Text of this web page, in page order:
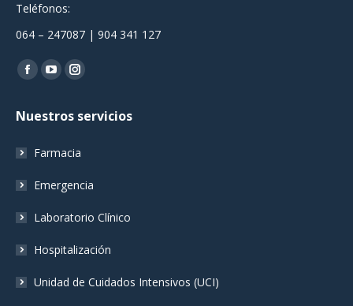
Teléfonos:
064 – 247087 | 904 341 127
Encuéntranos en:
Facebook
opens
new
window
YouTube
opens
new
window
Instagram
opens
new
window
Nuestros servicios
Farmacia
Emergencia
Laboratorio Clínico
Hospitalización
Unidad de Cuidados Intensivos (UCI)